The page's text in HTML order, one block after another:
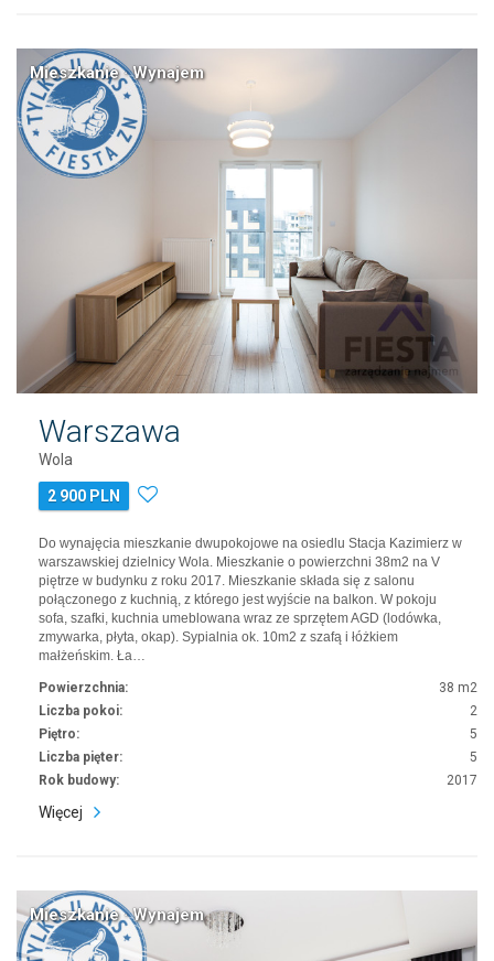
Mieszkanie · Wynajem
Warszawa
Wola
2 900 PLN
Do wynajęcia mieszkanie dwupokojowe na osiedlu Stacja Kazimierz w
warszawskiej dzielnicy Wola. Mieszkanie o powierzchni 38m2 na V
piętrze w budynku z roku 2017. Mieszkanie składa się z salonu
połączonego z kuchnią, z którego jest wyjście na balkon. W pokoju
sofa, szafki, kuchnia umeblowana wraz ze sprzętem AGD (lodówka,
zmywarka, płyta, okap). Sypialnia ok. 10m2 z szafą i łóżkiem
małżeńskim. Ła…
Powierzchnia:
38 m2
Liczba pokoi:
2
Piętro:
5
Liczba pięter:
5
Rok budowy:
2017
Więcej
Mieszkanie · Wynajem